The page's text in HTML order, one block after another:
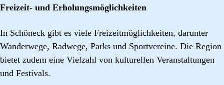
Freizeit- und Erholungsmöglichkeiten
In Schöneck gibt es viele Freizeitmöglichkeiten, darunter
Wanderwege, Radwege, Parks und Sportvereine. Die Region
bietet zudem eine Vielzahl von kulturellen Veranstaltungen
und Festivals.